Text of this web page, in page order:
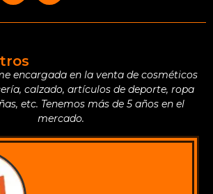
encargada en la venta de cosméticos
calzado, artículos de deporte, ropa
etc. Tenemos más de 5 años en el
mercado.